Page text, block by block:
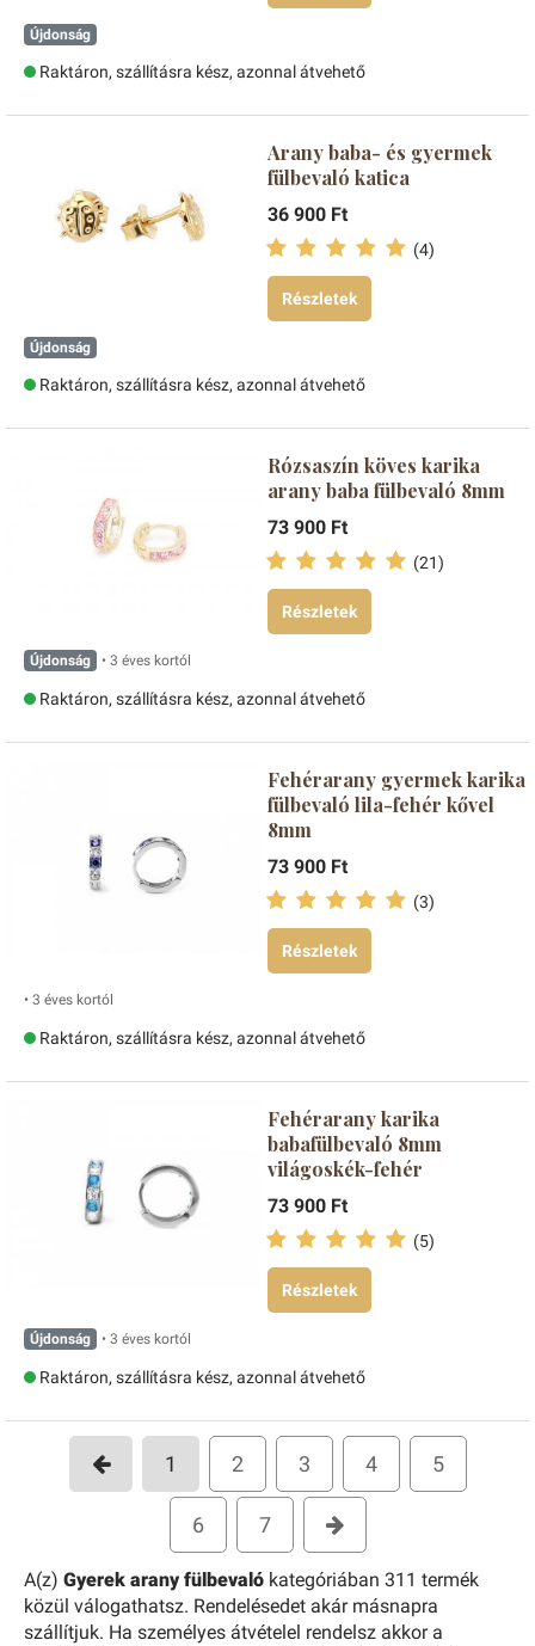
Újdonság
Raktáron, szállításra kész, azonnal átvehető
Arany baba- és gyermek
fülbevaló katica
36 900 Ft
(4)
Részletek
Újdonság
Raktáron, szállításra kész, azonnal átvehető
Rózsaszín köves karika
arany baba fülbevaló 8mm
73 900 Ft
(21)
Részletek
Újdonság • 3 éves kortól
Raktáron, szállításra kész, azonnal átvehető
Fehérarany gyermek karika
fülbevaló lila-fehér kővel
8mm
73 900 Ft
(3)
Részletek
• 3 éves kortól
Raktáron, szállításra kész, azonnal átvehető
Fehérarany karika
babafülbevaló 8mm
világoskék-fehér
73 900 Ft
(5)
Részletek
Újdonság • 3 éves kortól
Raktáron, szállításra kész, azonnal átvehető
1 2 3 4 5
6 7
A(z) Gyerek arany fülbevaló kategóriában 311 termék
közül válogathatsz. Rendelésedet akár másnapra
szállítjuk. Ha személyes átvételel rendelsz akkor a